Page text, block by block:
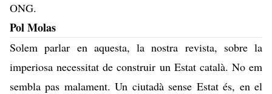
ONG.
Pol Molas
Solem parlar en aquesta, la nostra revista, sobre la
imperiosa necessitat de construir un Estat català. No em
sembla pas malament. Un ciutadà sense Estat és, en el